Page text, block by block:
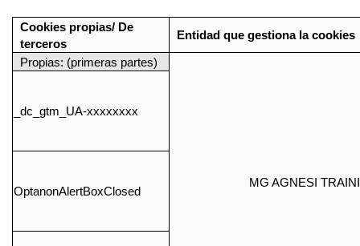
Cookies propias/ De
terceros
Entidad que gestiona la cookies
Propias: (primeras partes)
MG AGNESI
_dc_gtm_UA-xxxxxxxx
OptanonAlertBoxClosed